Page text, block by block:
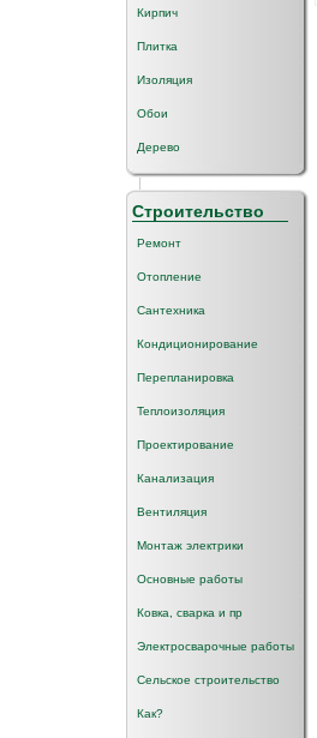
Кирпич
Плитка
Изоляция
Обои
Дерево
Строительство
Ремонт
Отопление
Сантехника
Кондиционирование
Перепланировка
Теплоизоляция
Проектирование
Канализация
Вентиляция
Монтаж электрики
Основные работы
Ковка, сварка и пр
Электросварочные работы
Сельское строительство
Как?